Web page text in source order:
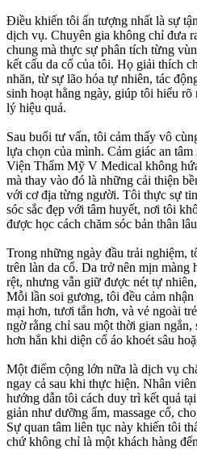
Điều khiến tôi ấn tượng nhất là sự
dịch vụ. Chuyên gia không chỉ đưa
chung mà thực sự phân tích từng
kết cấu da cổ của tôi. Họ giải thích
nhăn, từ sự lão hóa tự nhiên, tác
sinh hoạt hằng ngày, giúp tôi hiểu
lý hiệu quả.
Sau buổi tư vấn, tôi cảm thấy vô
lựa chọn của mình. Cảm giác an
Viện Thẩm Mỹ V Medical không
mà thay vào đó là những cải thiện
với cơ địa từng người. Tôi thực sự
sóc sắc đẹp với tâm huyết, nơi tôi
được học cách chăm sóc bản thân
Trong những ngày đầu trải nghiệm,
trên làn da cổ. Da trở nên mịn màng
rệt, nhưng vẫn giữ được nét tự
Mỗi lần soi gương, tôi đều cảm
mại hơn, tươi tắn hơn, và vẻ ngoài
ngờ rằng chỉ sau một thời gian
hơn hẳn khi diện cổ áo khoét sâu
Một điểm cộng lớn nữa là dịch vụ
ngay cả sau khi thực hiện. Nhân
hướng dẫn tôi cách duy trì kết quả
giản như dưỡng ẩm, massage cổ,
Sự quan tâm liên tục này khiến tôi
chứ không chỉ là một khách hàng